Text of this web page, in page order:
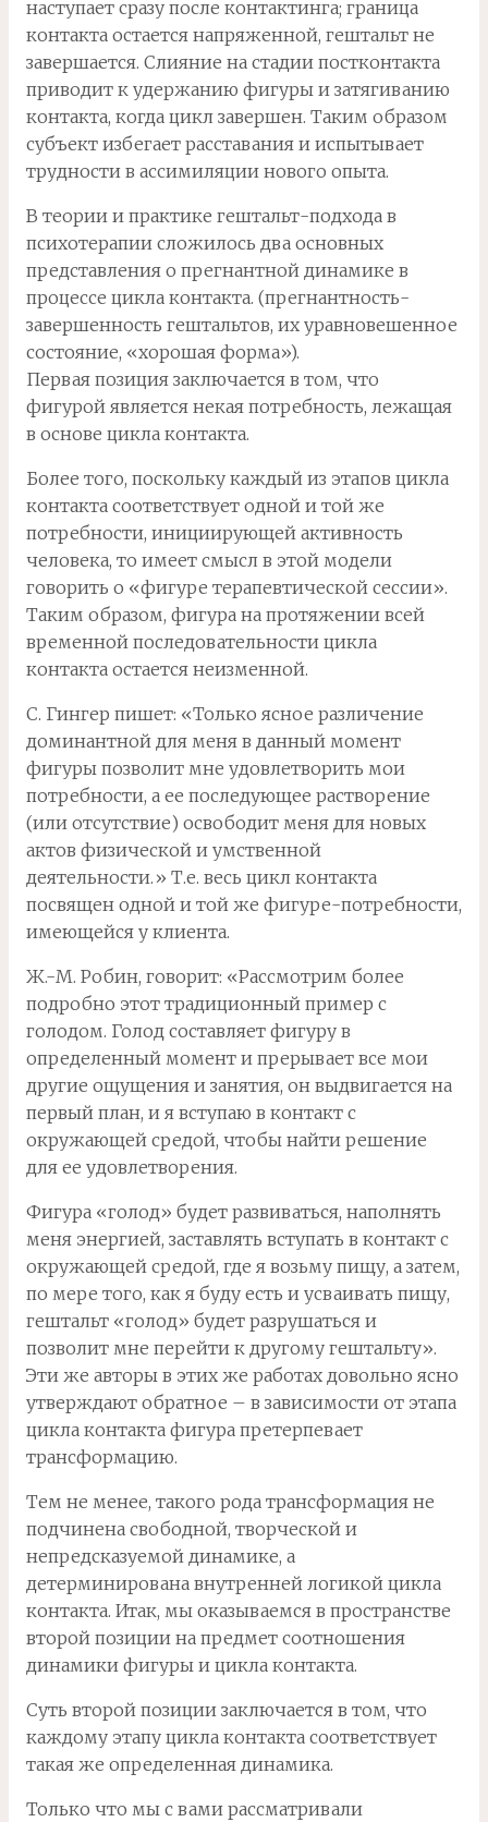
наступает сразу после контактинга; граница
контакта остается напряженной, гештальт не
завершается. Слияние на стадии постконтакта
приводит к удержанию фигуры и затягиванию
контакта, когда цикл завершен. Таким образом
субъект избегает расставания и испытывает
трудности в ассимиляции нового опыта.
В теории и практике гештальт-подхода в
психотерапии сложилось два основных
представления о прегнантной динамике в
процессе цикла контакта. (прегнантность-
завершенность гештальтов, их уравновешенное
состояние, «хорошая форма»).
Первая позиция заключается в том, что
фигурой является некая потребность, лежащая
в основе цикла контакта.
Более того, поскольку каждый из этапов цикла
контакта соответствует одной и той же
потребности, инициирующей активность
человека, то имеет смысл в этой модели
говорить о «фигуре терапевтической сессии».
Таким образом, фигура на протяжении всей
временной последовательности цикла
контакта остается неизменной.
С. Гингер пишет: «Только ясное различение
доминантной для меня в данный момент
фигуры позволит мне удовлетворить мои
потребности, а ее последующее растворение
(или отсутствие) освободит меня для новых
актов физической и умственной
деятельности.» Т.е. весь цикл контакта
посвящен одной и той же фигуре-потребности,
имеющейся у клиента.
Ж.-М. Робин, говорит: «Рассмотрим более
подробно этот традиционный пример с
голодом. Голод составляет фигуру в
определенный момент и прерывает все мои
другие ощущения и занятия, он выдвигается на
первый план, и я вступаю в контакт с
окружающей средой, чтобы найти решение
для ее удовлетворения.
Фигура «голод» будет развиваться, наполнять
меня энергией, заставлять вступать в контакт с
окружающей средой, где я возьму пищу, а затем,
по мере того, как я буду есть и усваивать пищу,
гештальт «голод» будет разрушаться и
позволит мне перейти к другому гештальту».
Эти же авторы в этих же работах довольно ясно
утверждают обратное – в зависимости от этапа
цикла контакта фигура претерпевает
трансформацию.
Тем не менее, такого рода трансформация не
подчинена свободной, творческой и
непредсказуемой динамике, а
детерминирована внутренней логикой цикла
контакта. Итак, мы оказываемся в пространстве
второй позиции на предмет соотношения
динамики фигуры и цикла контакта.
Суть второй позиции заключается в том, что
каждому этапу цикла контакта соответствует
такая же определенная динамика.
Только что мы с вами рассматривали